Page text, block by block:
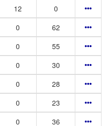
12
0
0
62
0
55
0
30
0
28
0
23
0
36